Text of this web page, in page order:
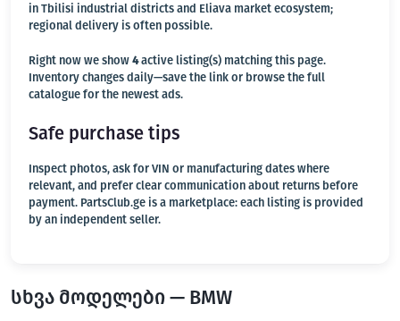
in Tbilisi industrial districts and Eliava market ecosystem;
regional delivery is often possible.
Right now we show 4active listing(s) matching this page.
Inventory changes daily—save the link or browse the full
catalogue for the newest ads.
Safe purchase tips
Inspect photos, ask for VIN or manufacturing dates where
relevant, and prefer clear communication about returns before
payment. PartsClub.ge is a marketplace: each listing is provided
by an independent seller.
სხვა მოდელები — BMW